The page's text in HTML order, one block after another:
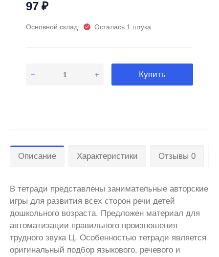
97₽
Основной склад: Осталась 1 штука
Купить
Описание Характеристики Отзывы 0
В тетради представлены занимательные авторские
игры для развития всех сторон речи детей
дошкольного возраста. Предложен материал для
автоматизации правильного произношения
трудного звука Ц. Особенностью тетради является
оригинальный подбор языкового, речевого и